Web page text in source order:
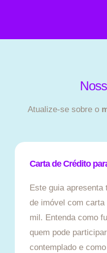
Atualize-se sobre o
Carta de Crédito
Este guia apresenta
de imóvel com
mil. Entenda como
quem pode
contemplado e